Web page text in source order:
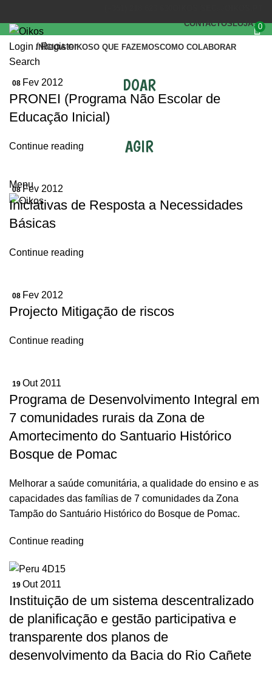
CONTACTOSLOJA 0
Login / Register
Search
INÍCIOA OIKOSO QUE FAZEMOSCOMO COLABORAR
DOAR
AGIR
Menu
08 Fev 2012
PRONEI (Programa Não Escolar de
Educação Inicial)
Continue reading
08Fev 2012
Iniciativas de Resposta a Necessidades
Básicas
Continue reading
08 Fev 2012
Projecto Mitigação de riscos
Continue reading
19 Out 2011
Programa de Desenvolvimento Integral em
7 comunidades rurais da Zona de
Amortecimento do Santuario Histórico
Bosque de Pomac
Melhorar a saúde comunitária, a qualidade do ensino e as
capacidades das famílias de 7 comunidades da Zona
Tampão do Santuário Histórico do Bosque de Pomac.
Continue reading
19 Out 2011
Instituição de um sistema descentralizado
de planificação e gestão participativa e
transparente dos planos de
desenvolvimento da Bacia do Rio Cañete